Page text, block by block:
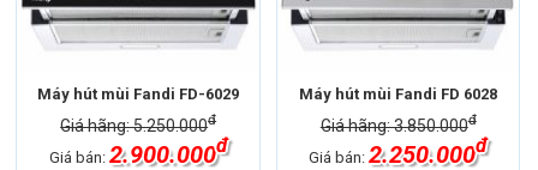
Máy hút mùi Fandi FD-6029
Giá hãng: 5.250.000đ
Giá bán: 2.900.000đ
Máy hút mùi Fandi FD 6028
Giá hãng: 3.850.000đ
Giá bán:2.250.000đ